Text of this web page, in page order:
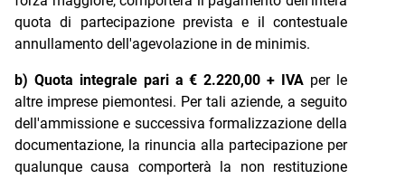
quota di partecipazione prevista e il contestuale
annullamento dell'agevolazione in de minimis.
b) Quota integrale pari a € 2.220,00 + IVA per le
altre imprese piemontesi. Per tali aziende, a seguito
dell'ammissione e successiva formalizzazione della
documentazione, la rinuncia alla partecipazione per
qualunque causa comporterà la non restituzione